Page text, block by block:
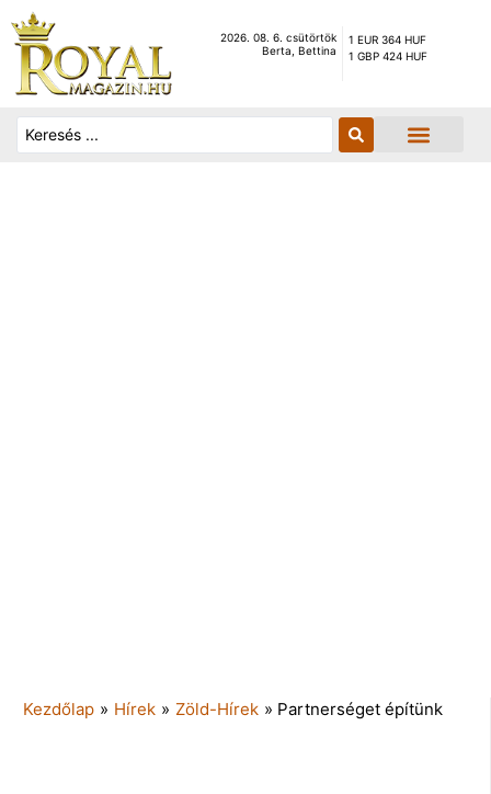
2026. 08. 6. csütörtök
Berta, Bettina
1 EUR 364 HUF
1 GBP 424 HUF
Kezdőlap » Hírek » Zöld-Hírek » Partnerséget építünk